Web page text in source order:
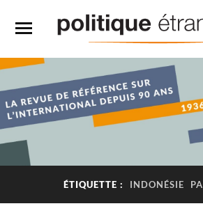
ÉTIQUETTE : INDONÉSIE